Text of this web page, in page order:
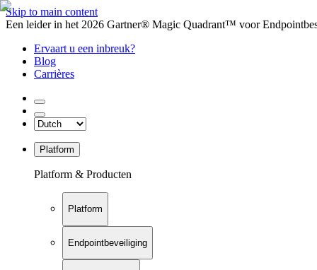
Skip to main content
Een leider in het 2026 Gartner® Magic Quadrant™ voor
Ervaart u een inbreuk?
Blog
Carrières
Platform
Platform & Producten
Platform
Endpointbeveiliging